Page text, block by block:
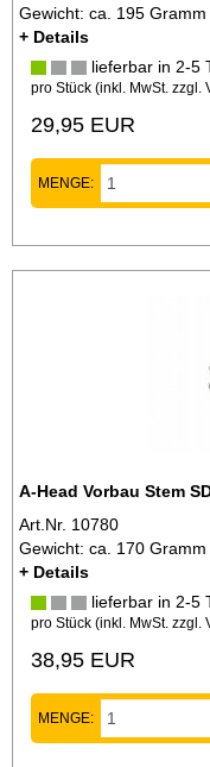
Gewicht: ca. 195 Gramm
+ Details
lieferbar in 2-5
pro Stück (inkl. MwSt. zzgl.
29,95 EUR
MENGE:
A-Head Vorbau Stem
Art.Nr. 10780
Gewicht: ca. 170 Gramm
+ Details
lieferbar in 2-5
pro Stück (inkl. MwSt. zzgl.
38,95 EUR
MENGE: